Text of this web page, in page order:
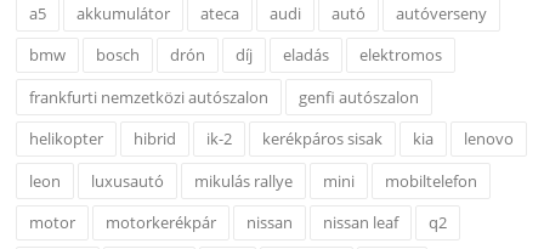
a5 akkumulátor ateca audi autó
autóverseny
bmw
bosch drón díj eladás
elektromos
frankfurti nemzetközi autószalon
genfi autószalon
helikopter
hibrid ik-2 kerékpáros sisak kia
lenovo
leon
luxusautó mikulás rallye mini
mobiltelefon
motor
motorkerékpár nissan nissan leaf q2